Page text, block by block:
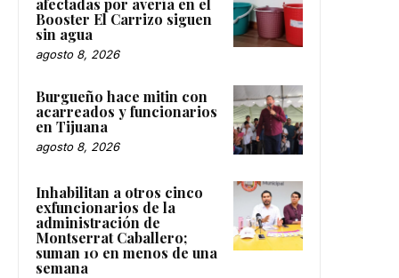
afectadas por avería en el
Booster El Carrizo siguen
sin agua
agosto 8, 2026
Burgueño hace mitin con
acarreados y funcionarios
en Tijuana
agosto 8, 2026
Inhabilitan a otros cinco
exfuncionarios de la
administración de
Montserrat Caballero;
suman 10 en menos de una
semana